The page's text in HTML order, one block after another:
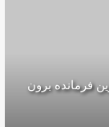
فرمانده برون